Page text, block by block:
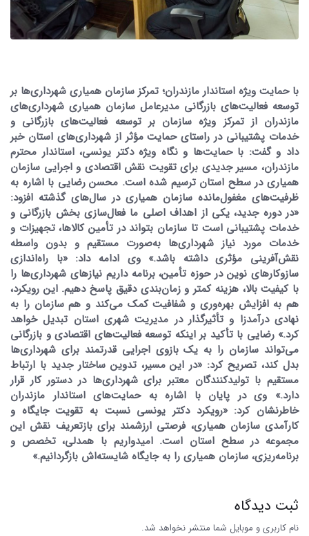
با حمایت ویژه استاندار مازندران؛ تمرکز سازمان همیاری شهرداری‌ها بر
توسعه فعالیت‌های بازرگانی مدیرعامل سازمان همیاری شهرداری‌های
مازندران از تمرکز ویژه سازمان بر توسعه فعالیت‌های بازرگانی و
خدمات پشتیبانی در راستای حمایت مؤثر از شهرداری‌های استان خبر
داد و گفت: با حمایت‌ها و نگاه ویژه دکتر یونسی، استاندار محترم
مازندران، مسیر جدیدی برای تقویت نقش اقتصادی و اجرایی سازمان
همیاری در سطح استان ترسیم شده است. محسن رضایی با اشاره به
ظرفیت‌های مغفول‌مانده سازمان همیاری در سال‌های گذشته افزود:
«در دوره جدید، یکی از اهداف اصلی ما فعال‌سازی بخش بازرگانی و
خدمات پشتیبانی است تا سازمان بتواند در تأمین کالاها، تجهیزات و
خدمات مورد نیاز شهرداری‌ها به‌صورت مستقیم و بدون واسطه
نقش‌آفرینی مؤثری داشته باشد.» وی ادامه داد: «با راه‌اندازی
سازوکارهای نوین در حوزه تأمین، برنامه داریم نیازهای شهرداری‌ها را
با کیفیت بالا، هزینه کمتر و زمان‌بندی دقیق پاسخ دهیم. این رویکرد،
هم به افزایش بهره‌وری و شفافیت کمک می‌کند و هم سازمان را به
نهادی درآمدزا و تأثیرگذار در مدیریت شهری استان تبدیل خواهد
کرد.» رضایی با تأکید بر اینکه توسعه فعالیت‌های اقتصادی و بازرگانی
می‌تواند سازمان را به یک بازوی اجرایی قدرتمند برای شهرداری‌ها
بدل کند، تصریح کرد: «در این مسیر، تدوین ساختار جدید با ارتباط
مستقیم با تولیدکنندگان معتبر برای شهرداری‌ها در دستور کار قرار
دارد.» وی در پایان با اشاره به حمایت‌های استاندار مازندران
خاطرنشان کرد: «رویکرد دکتر یونسی نسبت به تقویت جایگاه و
کارآمدی سازمان همیاری، فرصتی ارزشمند برای بازتعریف نقش این
مجموعه در سطح استان است. امیدواریم با همدلی، تخصص و
برنامه‌ریزی، سازمان همیاری را به جایگاه شایسته‌اش بازگردانیم.»
ثبت دیدگاه
نام کاربری و موبایل شما منتشر نخواهد شد.